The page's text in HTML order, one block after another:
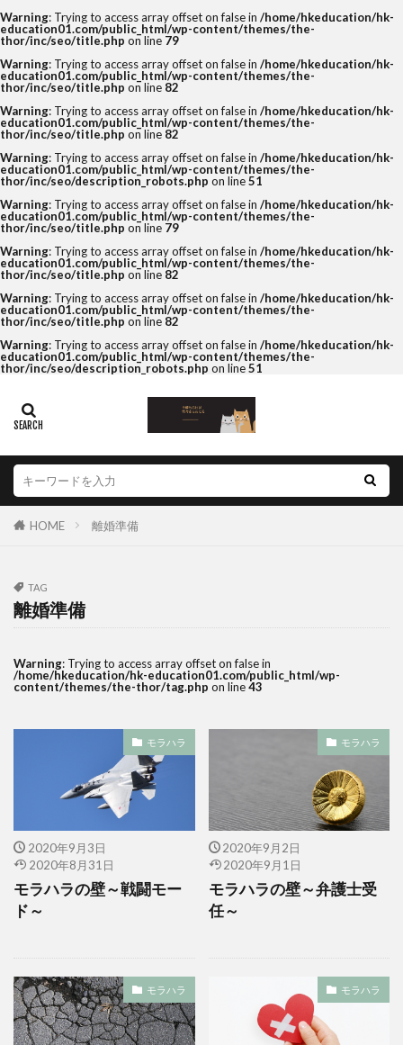
Warning: Trying to access array offset on false in /home/hkeducation/hk-
education01.com/public_html/wp-content/themes/the-
thor/inc/seo/title.php on line 79
Warning: Trying to access array offset on false in /home/hkeducation/hk-
education01.com/public_html/wp-content/themes/the-
thor/inc/seo/title.php on line 82
Warning: Trying to access array offset on false in /home/hkeducation/hk-
education01.com/public_html/wp-content/themes/the-
thor/inc/seo/title.php on line 82
Warning: Trying to access array offset on false in /home/hkeducation/hk-
education01.com/public_html/wp-content/themes/the-
thor/inc/seo/description_robots.php on line51
Warning: Trying to access array offset on false in /home/hkeducation/hk-
education01.com/public_html/wp-content/themes/the-
thor/inc/seo/title.php on line 79
Warning: Trying to access array offset on false in /home/hkeducation/hk-
education01.com/public_html/wp-content/themes/the-
thor/inc/seo/title.php on line 82
Warning: Trying to access array offset on false in /home/hkeducation/hk-
education01.com/public_html/wp-content/themes/the-
thor/inc/seo/title.php on line 82
Warning: Trying to access array offset on false in /home/hkeducation/hk-
education01.com/public_html/wp-content/themes/the-
thor/inc/seo/description_robots.php on line51
HOME 離婚準備
TAG
離婚準備
Warning: Trying to access array offset on false in
/home/hkeducation/hk-education01.com/public_html/wp-
content/themes/the-thor/tag.php on line43
モラハラ
2020年9月3日
2020年8月31日
モラハラの壁～戦闘モー
ド～
モラハラ
2020年9月2日
2020年9月1日
モラハラの壁～弁護士受
任～
モラハラ モラハラ